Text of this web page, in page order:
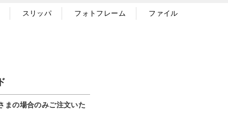
スリッパ フォトフレーム ファイル
まの場合のみご注文いた